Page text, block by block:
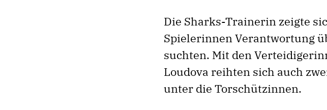
Die Sharks-Trainerin zeigte
Spielerinnen Verantwortung
suchten. Mit den
Loudova reihten sich auch
unter die Torschützinnen.